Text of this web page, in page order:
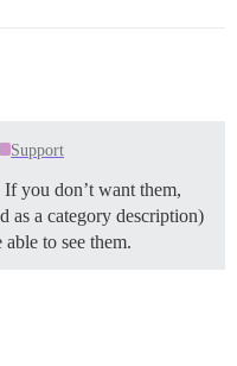
Support
you don’t want them,
as a category description)
to see them.